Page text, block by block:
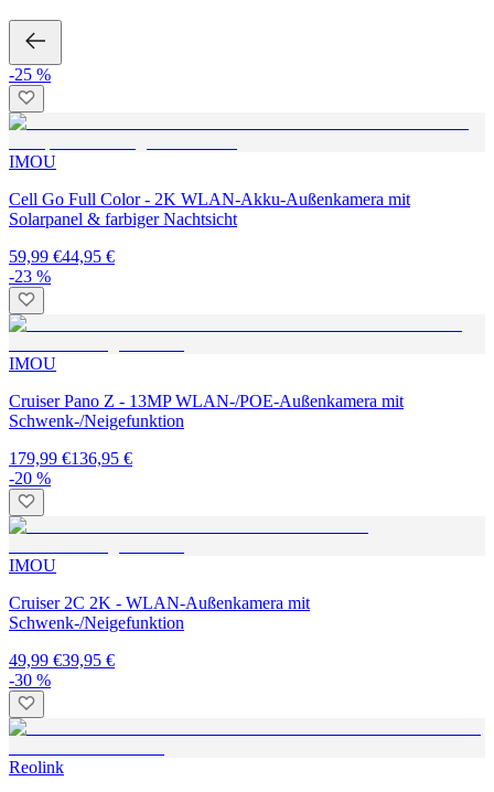
-25 %
IMOU
Cell Go Full Color - 2K WLAN-Akku-Außenkamera mit
Solarpanel & farbiger Nachtsicht
59,99 €44,95 €
-23 %
IMOU
Cruiser Pano Z - 13MP WLAN-/POE-Außenkamera mit
Schwenk-/Neigefunktion
179,99 €136,95 €
-20 %
IMOU
Cruiser 2C 2K - WLAN-Außenkamera mit
Schwenk-/Neigefunktion
49,99 €39,95 €
-30 %
Reolink